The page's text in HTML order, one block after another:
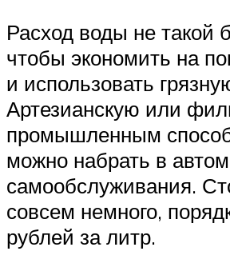
Расход воды не такой
чтобы экономить на
и использовать
Артезианскую или
промышленным
можно набрать в
самообслуживания.
совсем немного,
рублей за литр.